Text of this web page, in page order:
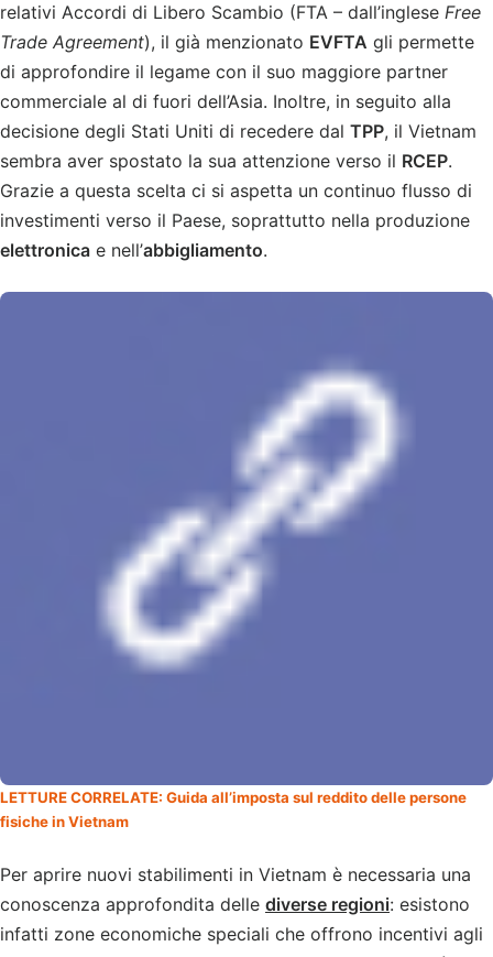
relativi Accordi di Libero Scambio (FTA – dall’inglese Free
Trade Agreement), il già menzionato EVFTA gli permette
di approfondire il legame con il suo maggiore partner
commerciale al di fuori dell’Asia. Inoltre, in seguito alla
decisione degli Stati Uniti di recedere dal TPP, il Vietnam
sembra aver spostato la sua attenzione verso il RCEP.
Grazie a questa scelta ci si aspetta un continuo flusso di
investimenti verso il Paese, soprattutto nella produzione
elettronica e nell’abbigliamento.
LETTURE CORRELATE: Guida all’imposta sul reddito delle persone
fisiche in Vietnam
Per aprire nuovi stabilimenti in Vietnam è necessaria una
conoscenza approfondita delle diverse regioni: esistono
infatti zone economiche speciali che offrono incentivi agli